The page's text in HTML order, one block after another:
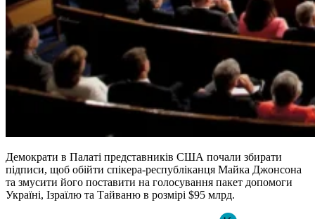
Демократи в Палаті представників США почали збирати
підписи, щоб обійти спікера-республіканця Майка Джонсона
та змусити його поставити на голосування пакет допомоги
Україні, Ізраїлю та Тайваню в розмірі $95 млрд.